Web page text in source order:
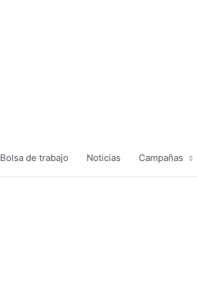
Bolsa de trabajo Noticias Campañas